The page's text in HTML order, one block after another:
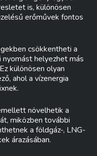
is, különösen
erőművek fontos
csökkentheti a
helyezhet más
különösen olyan
ahol a vízenergia
növelhetik a
miközben további
a földgáz-, LNG-
árazásában.